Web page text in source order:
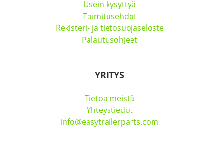
Usein kysyttyä
Toimitusehdot
Rekisteri- ja tietosuojaseloste
Palautusohjeet
YRITYS
Tietoa meistä
Yhteystiedot
info@easytrailerparts.com